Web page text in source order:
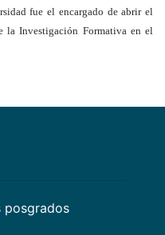
fue el encargado de abrir el
la Investigación Formativa en el
posgrados